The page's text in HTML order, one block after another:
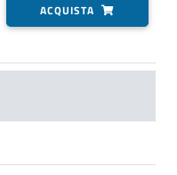
ACQUISTA